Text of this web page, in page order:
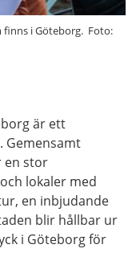
finns i Göteborg. Foto:
är ett
Gemensamt
en stor
lokaler med
en inbjudande
blir hållbar ur
i Göteborg för